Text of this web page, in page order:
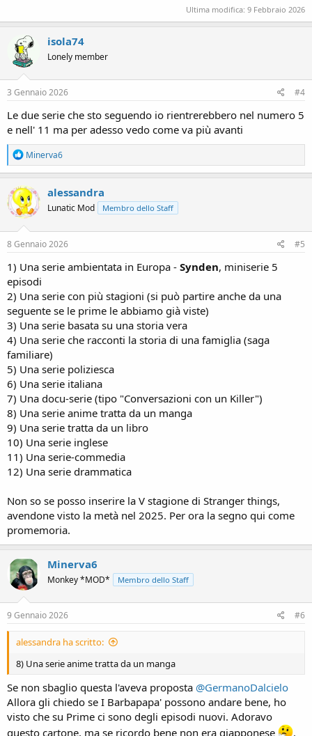
Ultima modifica: 9 Febbraio 2026
isola74
Lonely member
3 Gennaio 2026 #4
Le due serie che sto seguendo io rientrerebbero nel numero 5
e nell' 11 ma per adesso vedo come va più avanti
R
e
a
c
t
i
o
n
s
Minerva6
alessandra
Lunatic Mod Membro dello Staff
8 Gennaio 2026 #5
1) Una serie ambientata in Europa - Synden, miniserie 5
episodi
2) Una serie con più stagioni (si può partire anche da una
seguente se le prime le abbiamo già viste)
3) Una serie basata su una storia vera
4) Una serie che racconti la storia di una famiglia (saga
familiare)
5) Una serie poliziesca
6) Una serie italiana
7) Una docu-serie (tipo "Conversazioni con un Killer")
8) Una serie anime tratta da un manga
9) Una serie tratta da un libro
10) Una serie inglese
11) Una serie-commedia
12) Una serie drammatica
Non so se posso inserire la V stagione di Stranger things,
avendone visto la metà nel 2025. Per ora la segno qui come
promemoria.
Minerva6
Monkey *MOD* Membro dello Staff
9 Gennaio 2026 #6
alessandra ha scritto:
8) Una serie anime tratta da un manga
Se non sbaglio questa l'aveva proposta @GermanoDalcielo
Allora gli chiedo se I Barbapapa' possono andare bene, ho
visto che su Prime ci sono degli episodi nuovi. Adoravo
questo cartone, ma se ricordo bene non era giapponese
.